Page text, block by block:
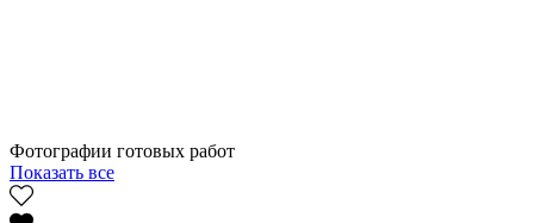
Фотографии готовых работ
Показать все